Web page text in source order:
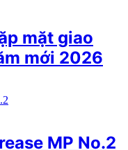
mặt giao
mới 2026
MP No.2